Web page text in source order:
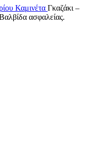
Καμινέτα Γκαζάκι –
ασφαλείας.